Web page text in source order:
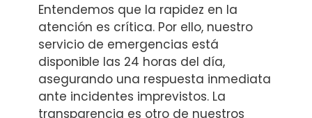
Entendemos que la rapidez en la
atención es crítica. Por ello, nuestro
servicio de emergencias está
disponible las 24 horas del día,
asegurando una respuesta inmediata
ante incidentes imprevistos. La
transparencia es otro de nuestros